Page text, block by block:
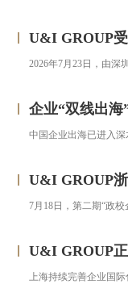
U&I GROUP受邀解
2026年7月23日，由深
企业“双线出海”欧盟
中国企业出海已进入
U&I GROUP浙江区域受邀
7月18日，第二期“政
U&I GROUP正式
上海持续完善企业国